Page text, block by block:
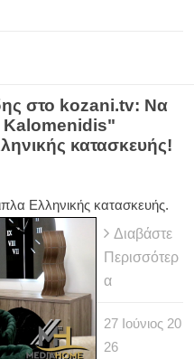
στο kozani.tv: Να
Kalomenidis"
κατασκευής!
Ελληνικής κατασκευής.
Διαβάστε
Περισσότερ
α
27 Ιούνιος 20
26